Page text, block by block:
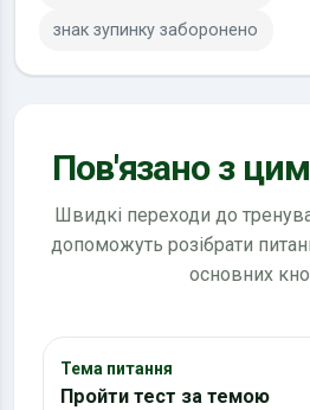
знак зупинку заборонено
Пов'язано з
Швидкі переходи до
допоможуть розібрати
основних
Тема питання
Пройти тест за темою